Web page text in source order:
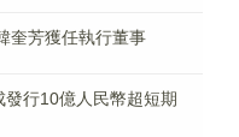
奎芳獲任執行董事
行10億人民幣超短期